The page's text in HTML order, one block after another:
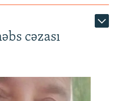
cəzası